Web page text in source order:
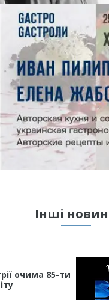
Інші
очима 85-ти